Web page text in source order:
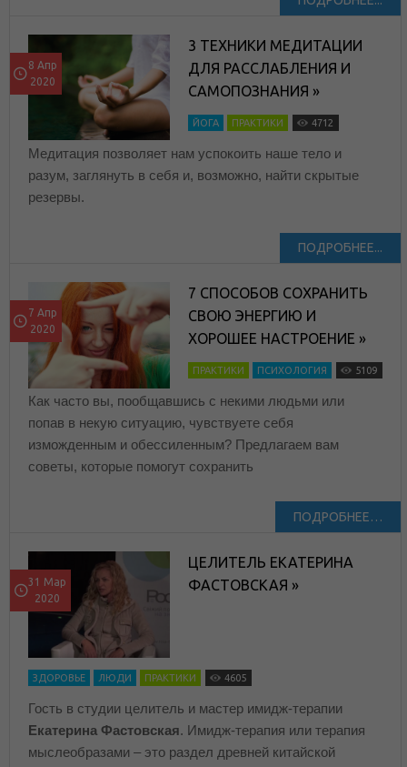
8 Апр
2020
3 ТЕХНИКИ МЕДИТАЦИИ
ДЛЯ РАССЛАБЛЕНИЯ И
САМОПОЗНАНИЯ »
ЙОГА ПРАКТИКИ 4712
Медитация позволяет нам успокоить наше тело и
разум, заглянуть в себя и, возможно, найти скрытые
резервы.
ПОДРОБНЕЕ...
7 Апр
2020
7 СПОСОБОВ СОХРАНИТЬ
СВОЮ ЭНЕРГИЮ И
ХОРОШЕЕ НАСТРОЕНИЕ »
ПРАКТИКИ ПСИХОЛОГИЯ 5109
Как часто вы, пообщавшись с некими людьми или
попав в некую ситуацию, чувствуете себя
изможденным и обессиленным? Предлагаем вам
советы, которые помогут сохранить
ПОДРОБНЕЕ…
31 Мар
2020
ЦЕЛИТЕЛЬ ЕКАТЕРИНА
ФАСТОВСКАЯ »
ЗДОРОВЬЕ ЛЮДИ ПРАКТИКИ 4605
Гость в студии целитель и мастер имидж-терапии
Екатерина Фастовская. Имидж-терапия или терапия
мыслеобразами – это раздел древней китайской